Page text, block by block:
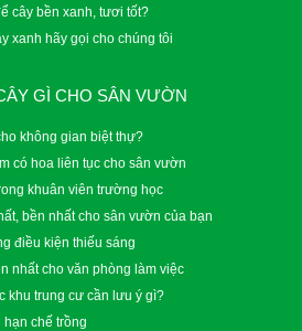
cây bền xanh, tươi tốt?
xanh hãy gọi cho chúng tôi
GÌ CHO SÂN VƯỜN
không gian biệt thự?
có hoa liên tục cho sân vườn
khuân viên trường học
bền nhất cho sân vườn của bạn
điều kiện thiếu sáng
nhất cho văn phòng làm việc
khu trung cư cần lưu ý gì?
hạn chế trồng